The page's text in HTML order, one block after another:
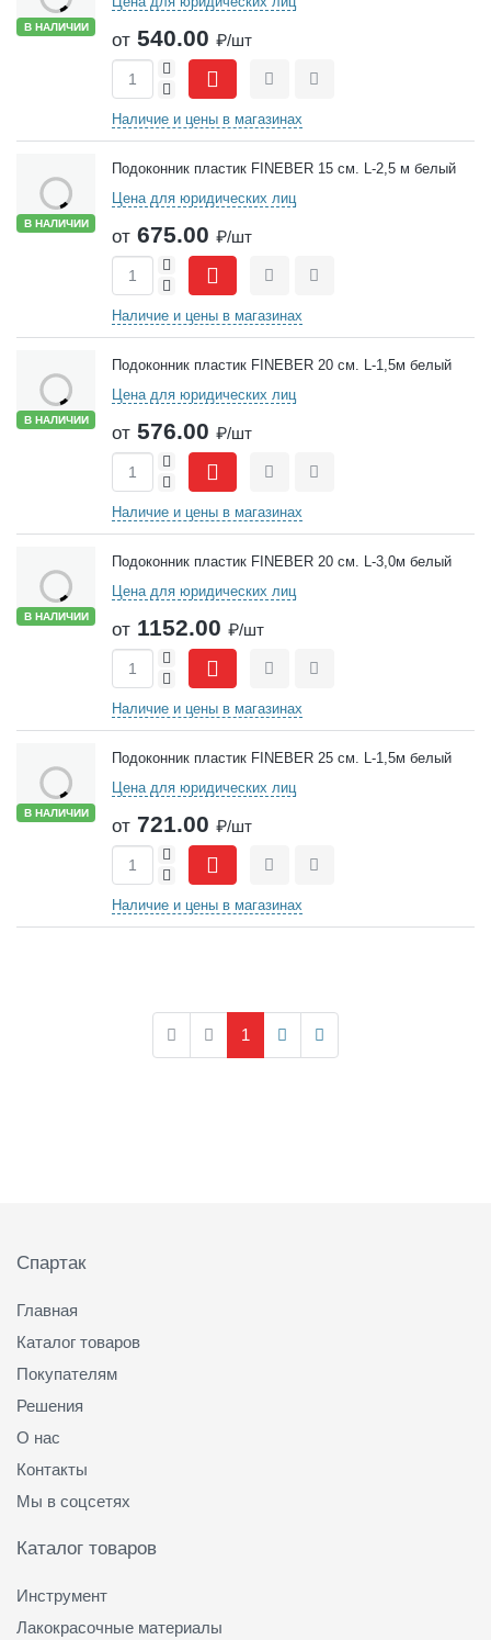
В НАЛИЧИИ
от 540.00 ₽/шт
-
+
СравнитьОтложить
Наличие и цены в магазинах
В НАЛИЧИИ
Подоконник пластик FINEBER 15 см. L-2,5 м белый
Цена для юридических лиц
от 675.00 ₽/шт
-
+
СравнитьОтложить
Наличие и цены в магазинах
В НАЛИЧИИ
Подоконник пластик FINEBER 20 см. L-1,5м белый
Цена для юридических лиц
от 576.00 ₽/шт
-
+
СравнитьОтложить
Наличие и цены в магазинах
В НАЛИЧИИ
Подоконник пластик FINEBER 20 см. L-3,0м белый
Цена для юридических лиц
от 1152.00 ₽/шт
-
+
СравнитьОтложить
Наличие и цены в магазинах
В НАЛИЧИИ
Подоконник пластик FINEBER 25 см. L-1,5м белый
Цена для юридических лиц
от 721.00 ₽/шт
-
+
СравнитьОтложить
Наличие и цены в магазинах
1
Спартак
Главная
Каталог товаров
Покупателям
Решения
О нас
Контакты
Мы в соцсетях
Каталог товаров
Инструмент
Лакокрасочные материалы